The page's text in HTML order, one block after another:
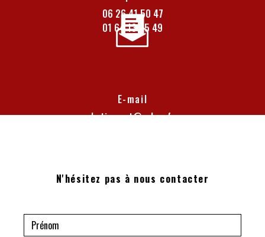
06 26 41 50 47
01 64 13 05 49
E-mail
batiexpert@yahoo.fr
N'hésitez pas à nous contacter